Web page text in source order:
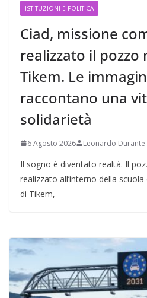
ISTITUZIONI E POLITICA
Ciad, missione
realizzato il pozzo
Tikem. Le
raccontano una
solidarietà
6 Agosto 2026 Leonardo Durante
Il sogno è diventato realtà. Il
realizzato all’interno della
di Tikem,